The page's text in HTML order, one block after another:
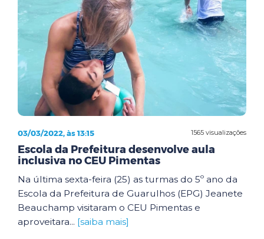
1565 visualizações
03/03/2022, às 13:15
Escola da Prefeitura desenvolve aula
inclusiva no CEU Pimentas
Na última sexta-feira (25) as turmas do 5º ano da
Escola da Prefeitura de Guarulhos (EPG) Jeanete
Beauchamp visitaram o CEU Pimentas e
aproveitara... [saiba mais]